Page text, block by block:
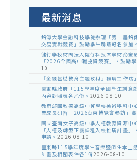
最新消息
銘傳大學金融科技學院辦理「第二屆銘
交易實戰競賽」鼓勵學生踴躍報名參加。
健行學校財團法人健行科技大學財務金
「2026全國高中職投資競賽」，鼓勵學
10
『金融基礎教育主題教材』推廣工作坊
臺東縣政府「115學年度全國學生創意
內容對照表各乙份。 2026-08-10
教育部國教署高級中等學校美術學科中
業成長研習－2026台東博覽會參訪」
國立臺南女子高級中學人權教育資源中
「人權及轉型正義課程入校推廣計畫」
申請。2026-08-10
臺東縣115學年度學生音樂暨師生本土
計畫及相關表件各1份2026-08-10